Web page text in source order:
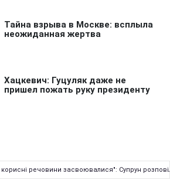
речовини засвоювалися": Супрун